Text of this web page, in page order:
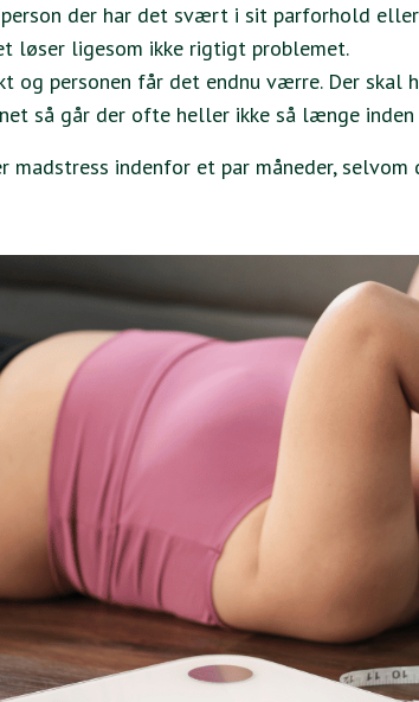
der har det svært i sit parforhold
løser ligesom ikke rigtigt problemet.
og personen får det endnu værre. Der
så går der ofte heller ikke så længe inden
madstress indenfor et par måneder, selvom